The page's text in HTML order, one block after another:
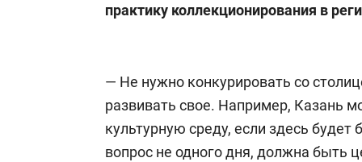
практику коллекционирования в
— Не нужно конкурировать со
развивать свое. Например, Казань
культурную среду, если здесь
вопрос не одного дня, должна быть